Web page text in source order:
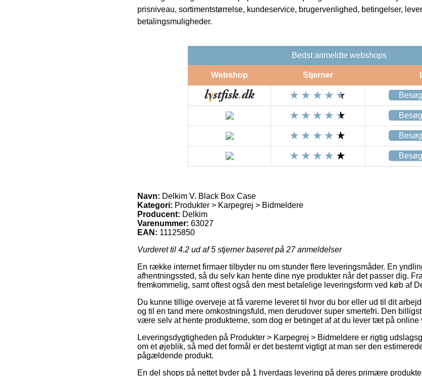
prisniveau, sortimentstørrelse, kundeservice, brugervenlighed, betingelser,
betalingsmuligheder.
Bedst anmeldte webshops
Webshop Stjerner
Navn: Delkim V. Black Box Case
Kategori: Produkter > Karpegrej > Bidmeldere
Producent: Delkim
Varenummer: 63027
EAN: 11125850
Vurderet til 4.2 ud af 5 stjerner baseret på 27anmeldelser
En række internet firmaer tilbyder nu om stunder flere leveringsmåder. En
afhentningssted, så du selv kan hente dine nye produkter når det passer dig.
fremkommelig, samt oftest også den mest betalelige leveringsform ved køb af
Du kunne tillige overveje at få varerne leveret til hvor du bor eller ud til dit
og til en tand mere omkostningsfuld, men derudover super smertefri. Den
være selv at hente produkterne, som dog er betinget af at du lever tæt på online
Leveringsdygtigheden på Produkter > Karpegrej > Bidmeldere er rigtig
om et øjeblik, så med det formål er det bestemt vigtigt at man ser den
pågældende produkt.
En del shops på nettet byder på 1 hverdags levering på deres primære